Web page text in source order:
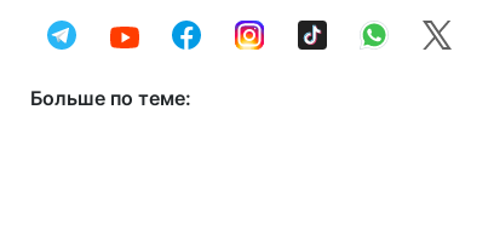
Больше по теме: